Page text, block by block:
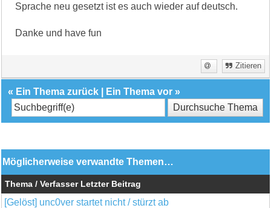
Sprache neu gesetzt ist es auch wieder auf deutsch.
Danke und have fun
Zitieren
« Ein Thema zurück Ein Thema vor »
Möglicherweise verwandte Themen…
Thema / Verfasser Letzter Beitrag
[Gelöst] unc0ver startet nicht / stürzt ab